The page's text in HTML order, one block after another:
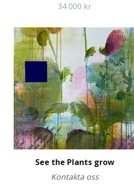
34 000 kr
See the Plants grow
Kontakta oss